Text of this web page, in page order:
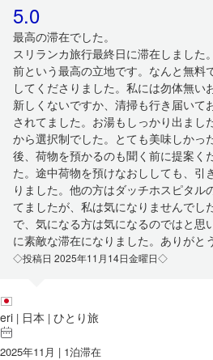
5.0
最高の滞在でした。
スリランカ旅行最終日に滞在しました
前という最高の立地です。なんと無料
してくださりました。私には勿体無い
新しくないですか、清掃も行き届いて
されてました。お湯もしっかり出まし
から選択制でした。とても美味しかっ
後、荷物を預かるのも聞く前に提案く
た。途中荷物を預けなおししても、引
りました。他の方はダッチホスピタル
てましたが、私は気になりませんでし
で、気になる方は気になるのではと思
に素敵な滞在になりました。ありがと
◇投稿日 2025年11月14日金曜日◇
eri | 日本 | ひとり旅
2025年11月 | 1泊滞在